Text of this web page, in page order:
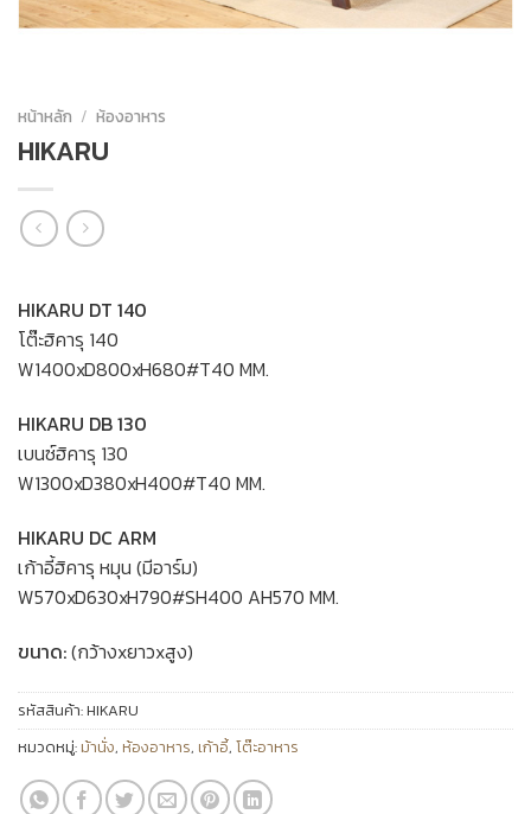
หน้าหลัก / ห้องอาหาร
HIKARU
HIKARU DT 140
โต๊ะฮิคารุ 140
W1400xD800xH680#T40 MM.
HIKARU DB 130
เบนซ์ฮิคารุ 130
W1300xD380xH400#T40 MM.
HIKARU DC ARM
เก้าอี้ฮิคารุ หมุน (มีอาร์ม)
W570xD630xH790#SH400 AH570 MM.
ขนาด:(กว้างxยาวxสูง)
รหัสสินค้า: HIKARU
หมวดหมู่: ม้านั่ง, ห้องอาหาร, เก้าอี้, โต๊ะอาหาร